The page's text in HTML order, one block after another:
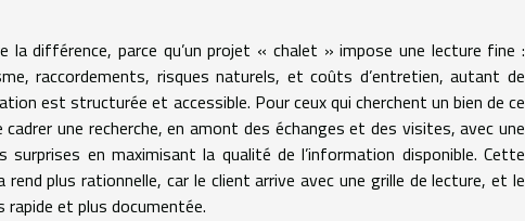
la différence, parce qu’un projet « chalet » impose une lecture fine :
raccordements, risques naturels, et coûts d’entretien, autant de
est structurée et accessible. Pour ceux qui cherchent un bien de ce
une recherche, en amont des échanges et des visites, avec une
surprises en maximisant la qualité de l’information disponible. Cette
rend plus rationnelle, car le client arrive avec une grille de lecture, et le
rapide et plus documentée.